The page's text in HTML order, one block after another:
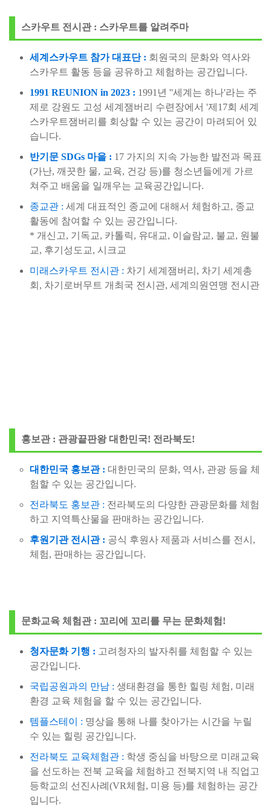
스카우트 전시관 : 스카우트를 알려주마
세계스카우트 참가 대표단 : 회원국의 문화와 역사와
스카우트 활동 등을 공유하고 체험하는 공간입니다.
1991 REUNION in 2023 : 1991년 ''세계는 하나'라는 주
제로 강원도 고성 세계잼버리 수련장에서 '제17회 세계
스카우트잼버리를 회상할 수 있는 공간이 마려되어 있
습니다.
반기문 SDGs 마을 : 17 가지의 지속 가능한 발전과 목표
(가난, 깨끗한 물, 교육, 건강 등)를 청소년들에게 가르
쳐주고 배움을 일깨우는 교육공간입니다.
종교관 : 세계 대표적인 종교에 대해서 체험하고, 종교
활동에 참여할 수 있는 공간입니다.
* 개신고, 기독교, 카톨릭, 유대교, 이슬람교, 불교, 원불
교, 후기성도교, 시크교
미래스카우트 전시관 : 차기 세계잼버리, 차기 세계총
회, 차기로버무트 개최국 전시관, 세계의원연맹 전시관
홍보관 : 관광끝판왕 대한민국! 전라북도!
대한민국 홍보관 : 대한민국의 문화, 역사, 관광 등을 체
험할 수 있는 공간입니다.
전라북도 홍보관 : 전라북도의 다양한 관광문화를 체험
하고 지역특산물을 판매하는 공간입니다.
후원기관 전시관 : 공식 후원사 제품과 서비스를 전시,
체험, 판매하는 공간입니다.
문화교육 체험관 : 꼬리에 꼬리를 무는 문화체험!
청자문화 기행 : 고려청자의 발자취를 체험할 수 있는
공간입니다.
국립공원과의 만남 : 생태환경을 통한 힐링 체험, 미래
환경 교육 체험을 할 수 있는 공간입니다.
템플스테이 : 명상을 통해 나를 찾아가는 시간을 누릴
수 있는 힐링 공간입니다.
전라북도 교육체험관 : 학생 중심을 바탕으로 미래교육
을 선도하는 전북 교육을 체험하고 전북지역 내 직업고
등학교의 선진사례(VR체험, 미용 등)를 체험하는 공간
입니다.